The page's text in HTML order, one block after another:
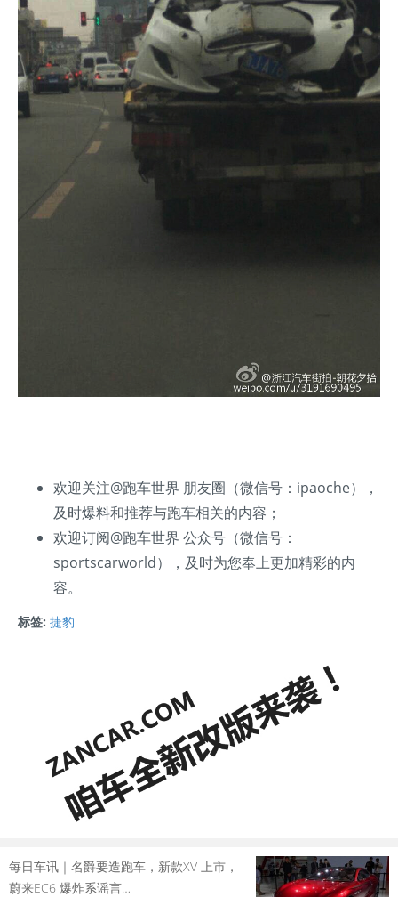
欢迎关注@跑车世界 朋友圈（微信号：ipaoche），
及时爆料和推荐与跑车相关的内容；
欢迎订阅@跑车世界 公众号（微信号：
sportscarworld），及时为您奉上更加精彩的内
容。
标签: 捷豹
每日车讯｜名爵要造跑车，新款XV 上市，
蔚来EC6 爆炸系谣言…